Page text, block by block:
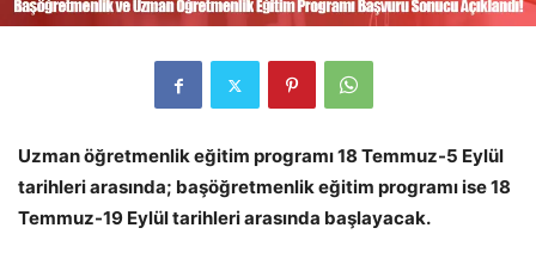
Uzman öğretmenlik eğitim programı 18 Temmuz-5 Eylül
tarihleri arasında; başöğretmenlik eğitim programı ise 18
Temmuz-19 Eylül tarihleri arasında başlayacak.